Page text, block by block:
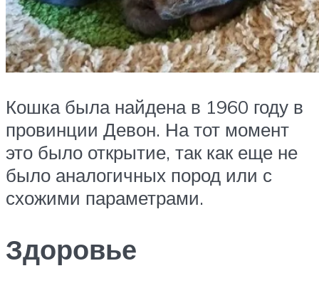
Кошка была найдена в 1960 году в
провинции Девон. На тот момент
это было открытие, так как еще не
было аналогичных пород или с
схожими параметрами.
Здоровье